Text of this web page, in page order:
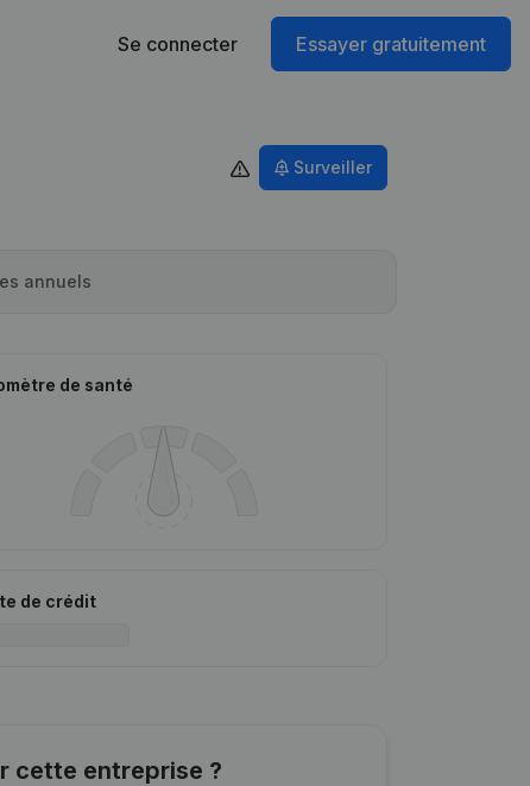
Se connecter Essayer gratuitement
Surveiller
annuels
de santé
de crédit
cette entreprise ?